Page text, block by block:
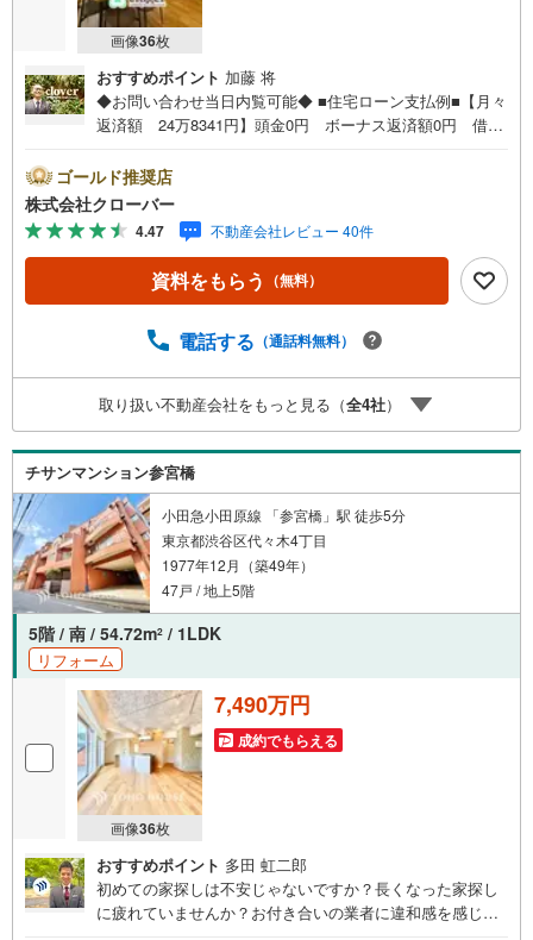
画像36枚
おすすめポイント 加藤 将
◆お問い合わせ当日内覧可能◆ ■住宅ローン支払例■【月々
返済額 24万8341円】頭金0円 ボーナス返済額0円 借入
●住宅ローン、諸費用ローンお気軽にご相談下さい！渋谷区
代々木に佇むサンクタス代々木ヒルズ。小田急線「参宮
橋」駅徒歩7分。京王線「初台」駅徒歩7分。東京メトロ千
代田線「代々木公園」駅徒歩12分と複数路線が利用可能。1
998年築、RC造地下1階付9階建て、総戸数23戸、施工は東
洋建設株式会社、管理は株式会社大京アステージです。安
場、オートロック、宅配ボックスあります。お部屋はゆと
得なの？■分からない事、何でもご相談下さい。■随時！内
覧可能です！■平日・土日・祝祭日…日程・時間はいつでも
調整可能。ご指定の場所にお車でお迎えに上がります。■不
動産購入のご相談も随時開催中！■ ○住宅ローンのご相
談 ○買換えのご相談 ○ご自宅査定のご相談 ○弊社買取
も行っております！
ゴールド推奨店
株式会社クローバー
4.47 不動産会社レビュー 40件
資料をもらう （無料）
電話する （通話料無料）
取り扱い不動産会社をもっと見る（全4社）
チサンマンション参宮橋
小田急小田原線 「参宮橋」駅 徒歩5分
東京都渋谷区代々木4丁目
1977年12月（築49年）
47戸 / 地上5階
5階 / 南 / 54.72m2 / 1LDK
リフォーム
画像36枚
7,490万円
成約でもらえる
おすすめポイント 多田 虹二郎
初めての家探しは不安じゃないですか？長くなった家探し
に疲れていませんか？お付き合いの業者に違和感を感じて